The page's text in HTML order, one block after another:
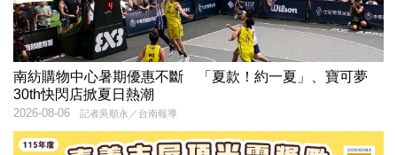
南紡購物中心暑期優惠不斷 「夏款！約一夏」、寶可夢
30th快閃店掀夏日熱潮
記者吳順永／台南報導
2026-08-06